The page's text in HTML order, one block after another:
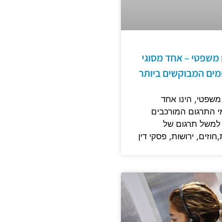
משפטי – אחד מסוגי
המבוקשים ביותר
הינו אחד
התרגום המורכבים
למשל תרגום של
ירושות, פסקי דין